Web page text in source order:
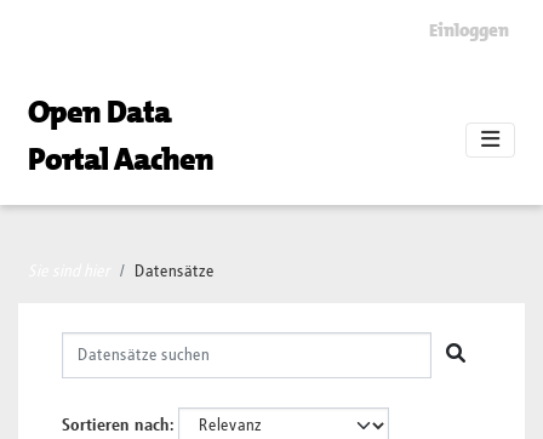
Einloggen
Open Data
Portal Aachen
Datensätze
Sortieren nach